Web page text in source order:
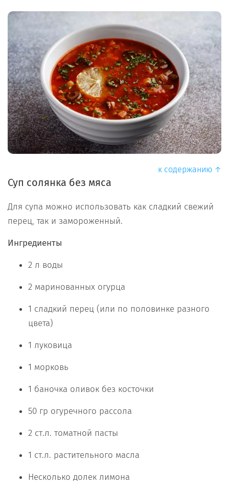
к содержанию ↑
Суп солянка без мяса
Для супа можно использовать как сладкий свежий
перец, так и замороженный.
Ингредиенты
2 л воды
2 маринованных огурца
1 сладкий перец (или по половинке разного
цвета)
1 луковица
1 морковь
1 баночка оливок без косточки
50 гр огуречного рассола
2 ст.л. томатной пасты
1 ст.л. растительного масла
Несколько долек лимона